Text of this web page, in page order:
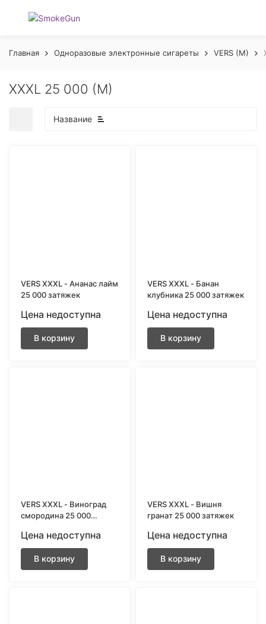
Главная Одноразовые электронные сигареты VERS (M)
XXXL 25 000 (M)
Название
VERS XXXL - Ананас лайм
25 000 затяжек
Цена недоступна
В корзину
VERS XXXL - Банан
клубника 25 000 затяжек
Цена недоступна
В корзину
VERS XXXL - Виноград
смородина 25 000
Цена недоступна
В корзину
VERS XXXL - Вишня
гранат 25 000 затяжек
Цена недоступна
В корзину